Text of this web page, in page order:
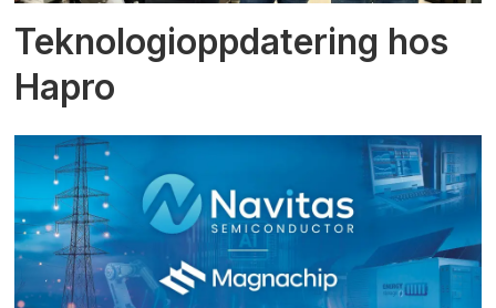
Teknologioppdatering hos
Hapro